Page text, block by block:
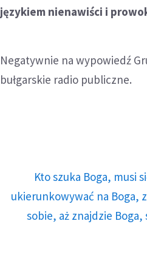
językiem nienawiści i
Negatywnie na wypowiedź
bułgarskie radio publiczne.
Kto szuka Boga, musi
ukierunkowywać na Boga,
sobie, aż znajdzie